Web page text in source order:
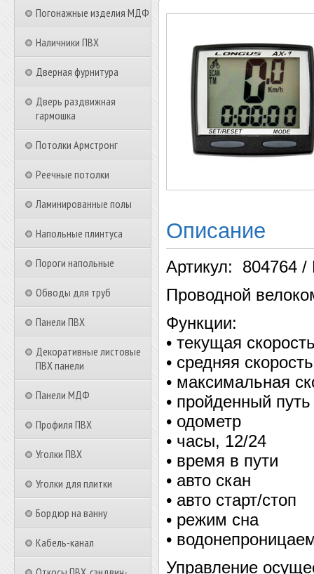
Погонажные изделия МДФ
Наличники ПВХ
Дверная фурнитура
Дверь раздвижная
гармошка
Потолки Армстронг
Реечные потолки
Ламинированные полы
Напольные плинтуса
Пороги напольные
Обводы для труб
Панели ПВХ
Декоративные листовые
ПВХ панели
Панели МДФ
Профиля ПВХ
Уголки ПВХ
Уголки для плитки
Бордюр на ванну
Кабель-канал
Описание
Артикул: 804764 /
Проводной
Функции:
• текущая
• средняя скорость
• максимальная
• пройденный путь
• одометр
• часы, 12/24
• время в пути
• авто скан
• авто старт/стоп
• режим сна
•
Управление